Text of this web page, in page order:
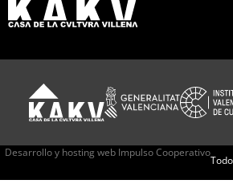
Desarrollo y hosting web Impulso Cooperativo